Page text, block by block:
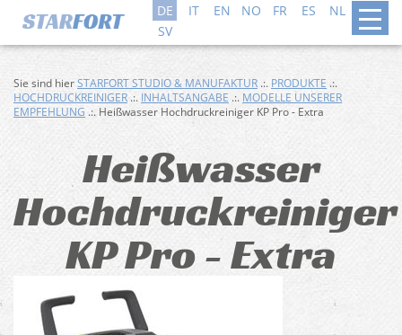
DE IT EN NO FR ES NL
DA
SV
Sie sind hierSTARFORT STUDIO & MANUFAKTUR .:. PRODUKTE .:.
HOCHDRUCKREINIGER .:. INHALTSANGABE .:. MODELLE UNSERER
EMPFEHLUNG .:. Heißwasser Hochdruckreiniger KP Pro - Extra
Heißwasser
Hochdruckreiniger
KP Pro - Extra